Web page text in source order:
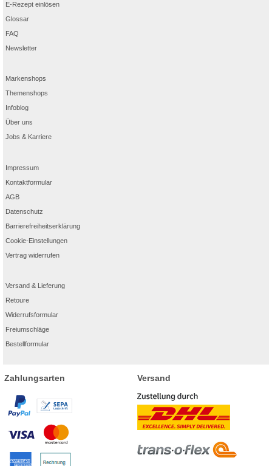
E-Rezept einlösen
Glossar
FAQ
Newsletter
Markenshops
Themenshops
Infoblog
Über uns
Jobs & Karriere
Impressum
Kontaktformular
AGB
Datenschutz
Barrierefreiheitserklärung
Cookie-Einstellungen
Vertrag widerrufen
Versand & Lieferung
Retoure
Widerrufsformular
Freiumschläge
Bestellformular
Zahlungsarten Versand